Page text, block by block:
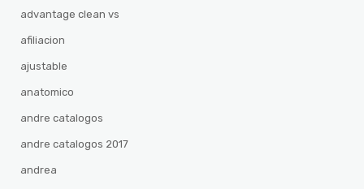
advantage clean vs
afiliacion
ajustable
anatomico
andre catalogos
andre catalogos 2017
andrea